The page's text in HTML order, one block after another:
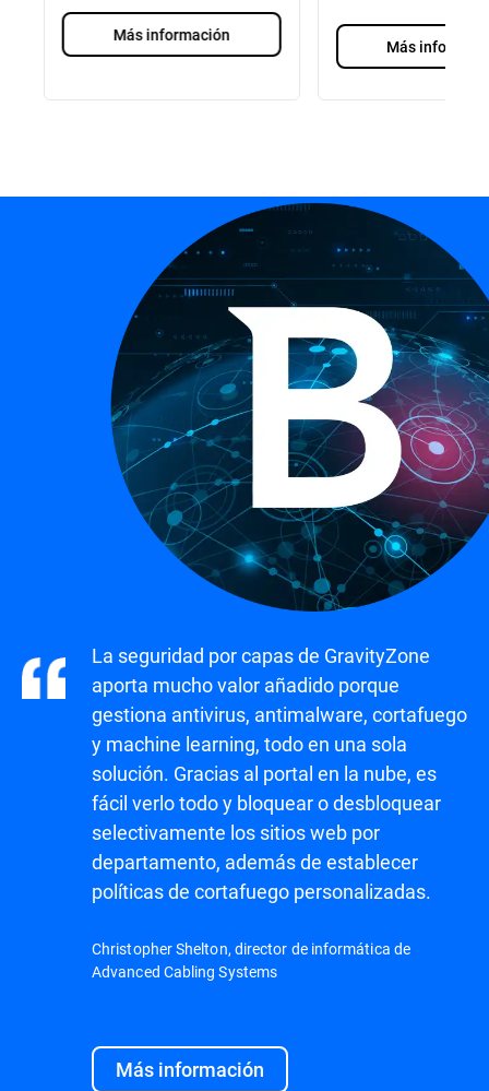
Más información
Más
La seguridad por capas de GravityZone
aporta mucho valor añadido porque
gestiona antivirus, antimalware, cortafuego
y machine learning, todo en una sola
solución. Gracias al portal en la nube, es
fácil verlo todo y bloquear o desbloquear
selectivamente los sitios web por
departamento, además de establecer
políticas de cortafuego personalizadas.
Christopher Shelton, director de informática de
Advanced Cabling Systems
Más información